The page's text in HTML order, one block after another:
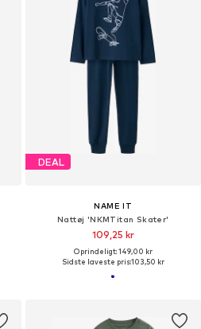
DEAL
NAME IT
Nattøj 'NKMTitan Skater'
109,25 kr
Oprindeligt: 149,00 kr
Sidste laveste pris:103,50 kr